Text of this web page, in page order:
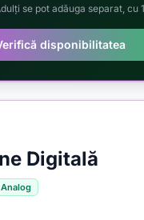
Digitală
Analog
se pot adăuga separat, cu
disponibilitatea